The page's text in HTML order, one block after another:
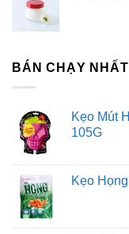
BÁN CHẠY NHẤT
Kẹo Mút
105G
Kẹo